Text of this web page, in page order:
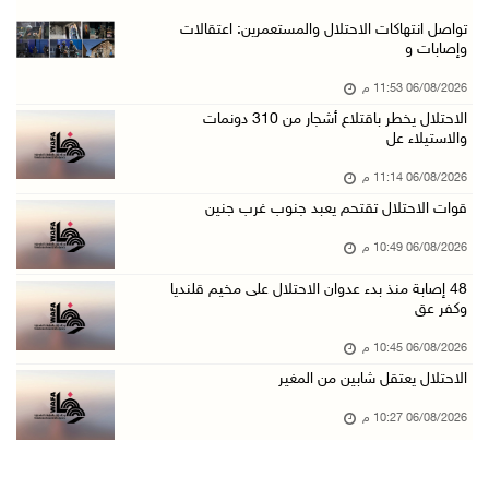
جماهير شعبنا تشيع جثمان الشهيد علاء صبيح في ت ...
الاحتلال يوسع حملات الدهم والاعتقال في قلنديا ...
06/آب/2026 08:06 م
الرئيس المصري وملك البحرين يشددان على ضرورة ت ...
رابطة العالم الإسلامي تدين تواصل انتهاكات الا ...
اليونيسف: استشهاد 300 طفل منذ وقف إطلاق النار ...
تواصل انتهاكات الاحتلال والمستعمرين: اعتقالات
وإصابات و
06/08/2026 11:53 م
الاحتلال يخطر باقتلاع أشجار من 310 دونمات
والاستيلاء عل
06/08/2026 11:14 م
قوات الاحتلال تقتحم يعبد جنوب غرب جنين
06/08/2026 10:49 م
48 إصابة منذ بدء عدوان الاحتلال على مخيم قلنديا
وكفر عق
06/08/2026 10:45 م
الاحتلال يعتقل شابين من المغير
06/08/2026 10:27 م